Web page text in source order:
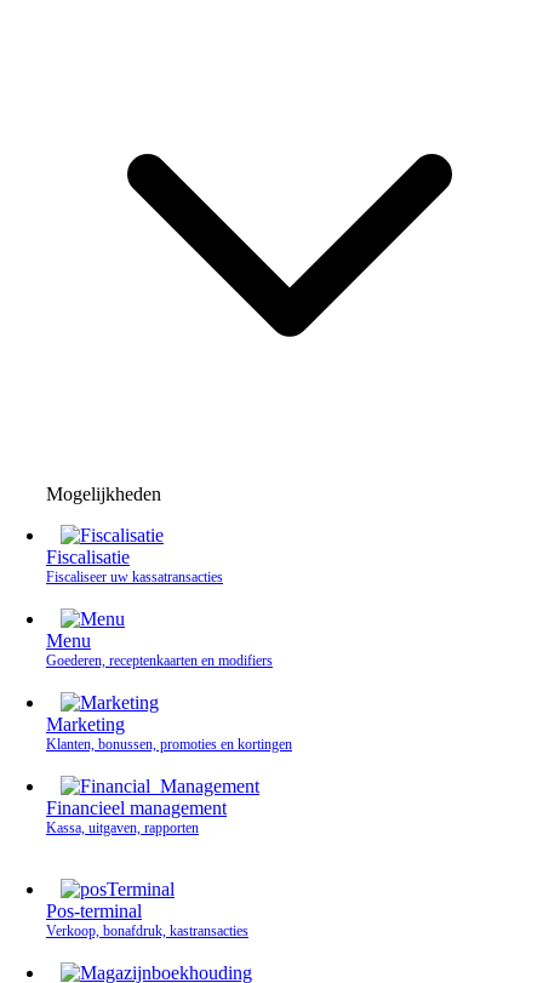
Mogelijkheden
Fiscalisatie
Fiscaliseer uw kassatransacties
Menu
Goederen, receptenkaarten en modifiers
Marketing
Klanten, bonussen, promoties en kortingen
Financieel management
Kassa, uitgaven, rapporten
Pos-terminal
Verkoop, bonafdruk, kastransacties